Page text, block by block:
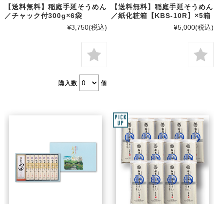
【送料無料】稲庭手延そうめん
／チャック付300g×6袋
¥3,750(税込)
購入数 個
【送料無料】稲庭手延そうめん
／紙化粧箱【KBS-10R】×5箱
¥5,000(税込)